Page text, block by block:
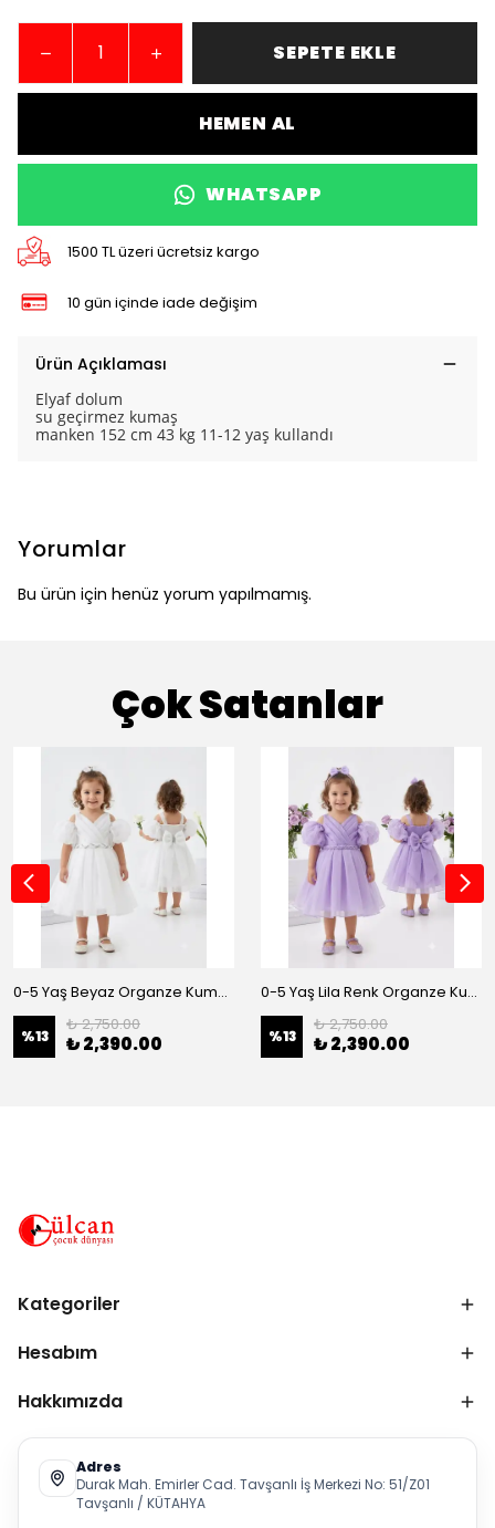
SEPETE EKLE
HEMEN AL
WHATSAPP
1500 TL üzeri ücretsiz kargo
10 gün içinde iade değişim
Ürün Açıklaması
Elyaf dolum
su geçirmez kumaş
manken 152 cm 43 kg 11-12 yaş kullandı
Yorumlar
Bu ürün için henüz yorum yapılmamış.
Çok Satanlar
0-5 Yaş Beyaz Organze Kumaş Bel İnci Kemerli Midi Boy Arkası Lastikli Abiye
%13
₺ 2,750.00
₺ 2,390.00
0-5 Yaş Lila Renk Organze Kumaş Bel İnci Kemerli Midi Boy Arkası Lastikli Abiye
%13
₺ 2,750.00
₺ 2,390.00
Kategoriler
Hesabım
Hakkımızda
Adres
Durak Mah. Emirler Cad. Tavşanlı İş Merkezi No: 51/Z01
Tavşanlı / KÜTAHYA